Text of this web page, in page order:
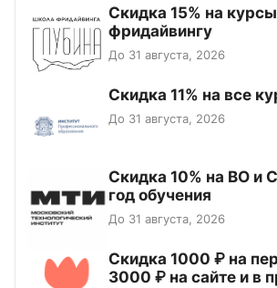
Скидка 15% на
фридайвингу
До 31 августа, 2026
Скидка 11% на все
До 31 августа, 2026
Скидка 10% на ВО и
год обучения
До 31 августа, 2026
Скидка 1000 ₽ на
3000 ₽ на сайте и в